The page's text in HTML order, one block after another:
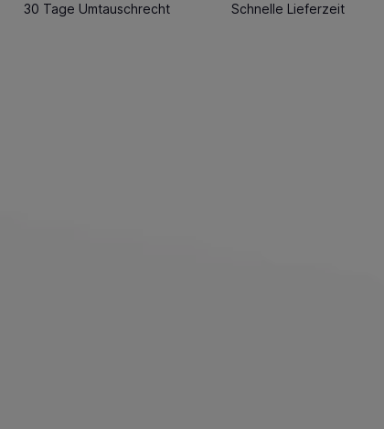
30 Tage Umtauschrecht
Schnelle Lieferzeit